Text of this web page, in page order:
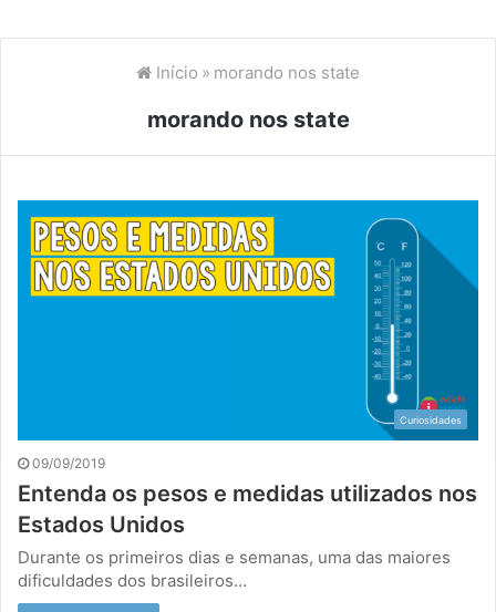
Início » morando nos state
morando nos state
Curiosidades
09/09/2019
Entenda os pesos e medidas utilizados nos
Estados Unidos
Durante os primeiros dias e semanas, uma das maiores
dificuldades dos brasileiros…